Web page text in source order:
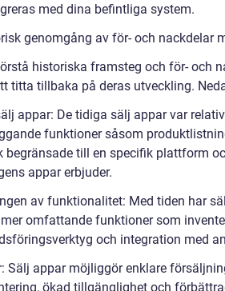
med dina befintliga system.
genomgång av för- och nackdelar
historiska framsteg och för- och
titta tillbaka på deras utveckling.
appar: De tidiga sälj appar var
funktioner såsom
begränsade till en specifik plattform
appar erbjuder.
av funktionalitet: Med tiden har
omfattande funktioner som
och integration med
Sälj appar möjliggör enklare
ökad tillgänglighet och